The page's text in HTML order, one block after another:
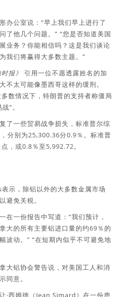
办公室说：“早上我们早上进行了
了他几个问题。” “您是否知道美国
业务？你能相信吗？这是我们谈论
我们将赢得大多数主题。”
时报》
引用一位不愿透露姓名的加
不太可能像墨西哥这样的缓刑。
数情况下，特朗普的支持者称僵局
”。
了一些贸易战争损失，标准普尔综
分别为25,300.36分0.9％。标准普
，或0.8％至5,992.72。
示，除铝以外的大多数金属市场
避免关税。
在一份报告中写道：“我们预计，
大的所有主要铝进口量的约69％的
波动。” “在短期内似乎不可避免地
大铝协会警告说，对美国工人和消
同意。